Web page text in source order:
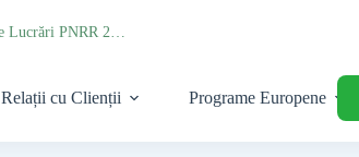
Relații cu Clienții Programe Europene